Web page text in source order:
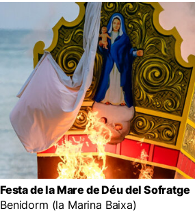
Festa de la Mare de Déu del Sofratge
Benidorm (la Marina Baixa)